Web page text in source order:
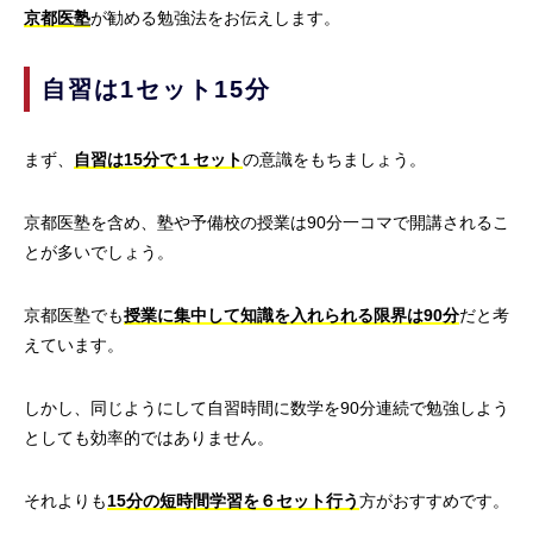
京都医塾が勧める勉強法をお伝えします。
自習は1セット15分
まず、 自習は15分で１セットの意識をもちましょう。
京都医塾を含め、塾や予備校の授業は90分一コマで開講されるこ
とが多いでしょう。
京都医塾でも授業に集中して知識を入れられる限界は90分だと考
えています。
しかし、同じようにして自習時間に数学を90分連続で勉強しよう
としても効率的ではありません。
それよりも15分の短時間学習を６セット行う方がおすすめです。